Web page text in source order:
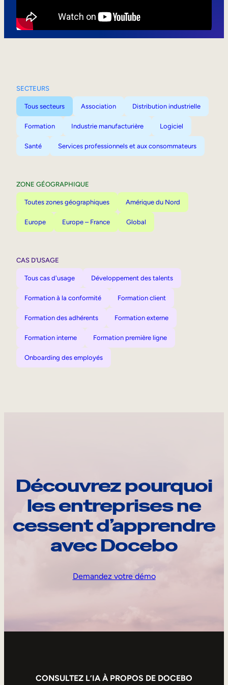
SECTEURS
Tous secteurs Association Distribution industrielle
Formation Industrie manufacturière Logiciel
Santé Services professionnels et aux consommateurs
ZONE GÉOGRAPHIQUE
Toutes zones géographiques Amérique du Nord
Europe Europe – France Global
CAS D’USAGE
Tous cas d'usage Développement des talents
Formation à la conformité Formation client
Formation des adhérents Formation externe
Formation interne Formation première ligne
Onboarding des employés
Découvrez pourquoi
les entreprises ne
cessent d’apprendre
avec Docebo
Demandez votre démo
CONSULTEZ L’IA À PROPOS DE DOCEBO